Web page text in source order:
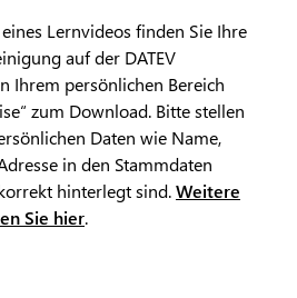
Lernvideos finden Sie Ihre
auf der DATEV
Ihrem persönlichen Bereich
zum Download. Bitte stellen
Daten wie Name,
in den Stammdaten
hinterlegt sind.Weitere
Sie hier.